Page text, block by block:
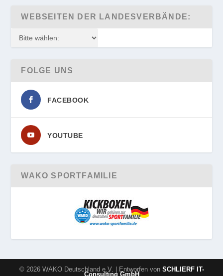
WEBSEITEN DER LANDESVERBÄNDE:
FOLGE UNS
FACEBOOK
YOUTUBE
WAKO SPORTFAMILIE
© 2026 WAKO Deutschland e.V. | Entworfen von SCHLIERF IT-
Consulting GmbH